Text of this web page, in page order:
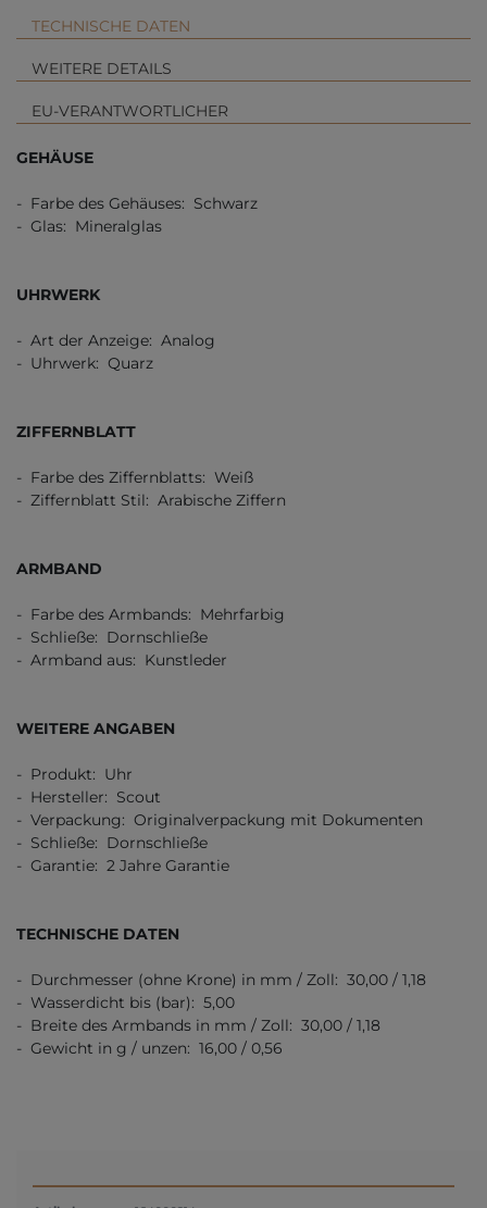
TECHNISCHE DATEN
WEITERE DETAILS
EU-VERANTWORTLICHER
GEHÄUSE
- Farbe des Gehäuses: Schwarz
- Glas: Mineralglas
UHRWERK
- Art der Anzeige: Analog
- Uhrwerk: Quarz
ZIFFERNBLATT
- Farbe des Ziffernblatts: Weiß
- Ziffernblatt Stil: Arabische Ziffern
ARMBAND
- Farbe des Armbands: Mehrfarbig
- Schließe: Dornschließe
- Armband aus: Kunstleder
WEITERE ANGABEN
- Produkt: Uhr
- Hersteller: Scout
- Verpackung: Originalverpackung mit Dokumenten
- Schließe: Dornschließe
- Garantie: 2 Jahre Garantie
TECHNISCHE DATEN
- Durchmesser (ohne Krone) in mm / Zoll: 30,00 / 1,18
- Wasserdicht bis (bar): 5,00
- Breite des Armbands in mm / Zoll: 30,00 / 1,18
- Gewicht in g / unzen: 16,00 / 0,56